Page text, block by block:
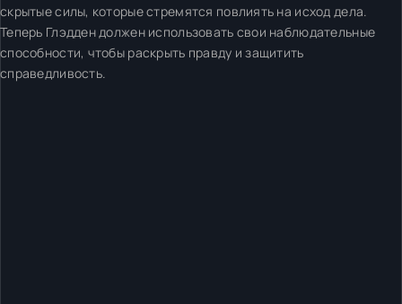
скрытые силы, которые стремятся повлиять на исход дела.
Теперь Глэдден должен использовать свои наблюдательные
способности, чтобы раскрыть правду и защитить
справедливость.